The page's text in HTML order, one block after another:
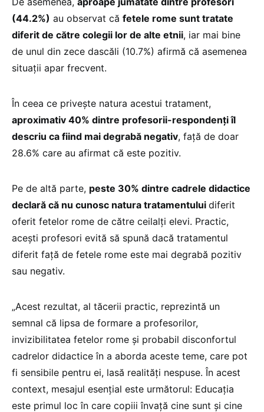
(44.2%) au observat că fetele rome sunt tratate
diferit de către colegii lor de alte etnii, iar mai bine
de unul din zece dascăli (10.7%) afirmă că asemenea
situații apar frecvent.
În ceea ce privește natura acestui tratament,
aproximativ 40% dintre profesorii-respondenți îl
descriu ca fiind mai degrabă negativ, față de doar
28.6% care au afirmat că este pozitiv.
Pe de altă parte, peste 30% dintre cadrele didactice
declară că nu cunosc natura tratamentului diferit
oferit fetelor rome de către ceilalți elevi. Practic,
acești profesori evită să spună dacă tratamentul
diferit față de fetele rome este mai degrabă pozitiv
sau negativ.
„Acest rezultat, al tăcerii practic, reprezintă un
semnal că lipsa de formare a profesorilor,
invizibilitatea fetelor rome și probabil disconfortul
cadrelor didactice în a aborda aceste teme, care pot
fi sensibile pentru ei, lasă realități nespuse. În acest
context, mesajul esențial este următorul: Educația
este primul loc în care copiii învață cine sunt și cine